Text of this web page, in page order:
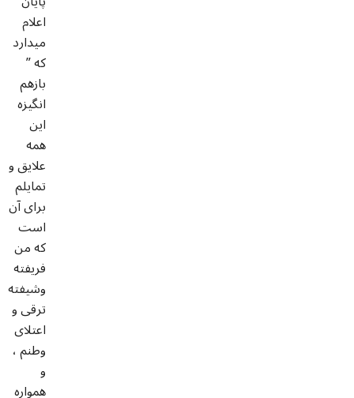
اعلام
میدارد
که ”
بازهم
انگیزه
این
همه
علایق و
تمایلم
برای آن
است
که من
فریفته
وشیفته
ترقی و
اعتلای
وطنم ،
و
همواره